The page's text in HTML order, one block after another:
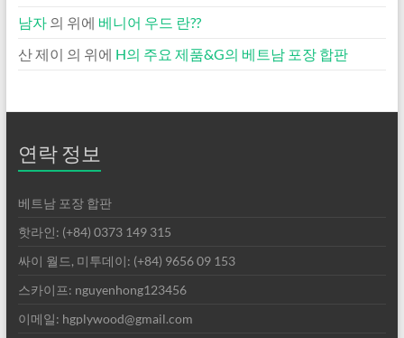
남자의 위에 베니어 우드 란??
산 제이 의 위에 H의 주요 제품&G의 베트남 포장 합판
연락 정보
베트남 포장 합판
핫라인: (+84) 0373 149 315
싸이 월드, 미투데이: (+84) 9656 09 153
스카이프: nguyenhong123456
이메일: hgplywood@gmail.com